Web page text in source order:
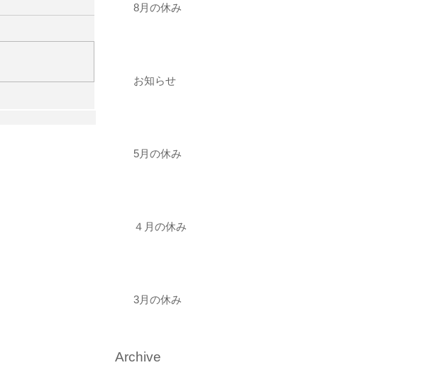
8月の休み
お知らせ
5月の休み
４月の休み
3月の休み
Archive